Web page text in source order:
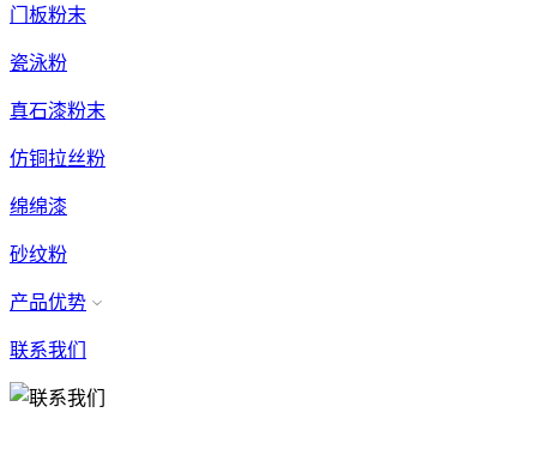
门板粉末
瓷泳粉
真石漆粉末
仿铜拉丝粉
绵绵漆
砂纹粉
产品优势
联系我们